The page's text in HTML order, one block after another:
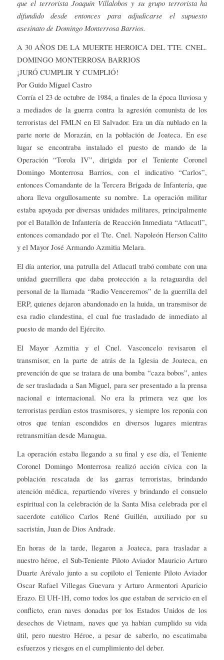
que el terrorista Joaquín Villalobos y su grupo terrorista ha
difundido desde entonces para adjudicarse el supuesto
asesinato de Domingo Monterrosa Barrios.
A 30 AÑOS DE LA MUERTE HEROICA DEL TTE. CNEL.
DOMINGO MONTERROSA BARRIOS
¡JURÓ CUMPLIR Y CUMPLIÓ!
Por Guido Miguel Castro
Corría el 23 de octubre de 1984, a finales de la época lluviosa y
a mediados de la guerra contra la agresión comunista de los
terroristas del FMLN en El Salvador. Era un día nublado en la
parte norte de Morazán, en la población de Joateca. En ese
lugar se encontraba instalado el puesto de mando de la
Operación “Torola IV”, dirigida por el Teniente Coronel
Domingo Monterrosa Barrios, con el indicativo “Carlos”,
entonces Comandante de la Tercera Brigada de Infantería, que
ahora lleva orgullosamente su nombre. La operación militar
estaba apoyada por diversas unidades militares, principalmente
por el Batallón de Infantería de Reacción Inmediata “Atlacatl”,
entonces comandado por el Tte. Cnel. Napoleón Herson Calito
y el Mayor José Armando Azmitia Melara.
El día anterior, una patrulla del Atlacatl trabó combate con una
unidad guerrillera que daba protección a la retaguardia del
personal de la llamada “Radio Venceremos” de la guerrilla del
ERP, quienes dejaron abandonado en la huida, un transmisor de
esa radio clandestina, el cual fue trasladado de inmediato al
puesto de mando del Ejército.
El Mayor Azmitia y el Cnel. Vasconcelo revisaron el
transmisor, en la parte de atrás de la Iglesia de Joateca, en
prevención de que se tratara de una bomba “caza bobos”, antes
de ser trasladada a San Miguel, para ser presentado a la prensa
nacional e internacional. No era la primera vez que los
terroristas perdían estos trasmisores, y siempre los reponía con
otros que tenían escondidos en diversos lugares mientras
retransmitían desde Managua.
La operación estaba llegando a su final y ese día, el Teniente
Coronel Domingo Monterrosa realizó acción cívica con la
población rescatada de las garras terroristas, brindando
atención médica, repartiendo víveres y brindando el consuelo
espiritual con la celebración de la Santa Misa celebrada por el
sacerdote católico Carlos René Guillén, auxiliado por su
sacristán, Juan de Dios Andrade.
En horas de la tarde, llegaron a Joateca, para trasladar a
nuestro héroe, el Sub-Teniente Piloto Aviador Mauricio Arturo
Duarte Arévalo junto a su copiloto el Teniente Piloto Aviador
Oscar Rafael Villegas Guevara y Arturo Armentori Aparicio
Erazo. El UH-1H, como todos los que estaban de servicio en el
conflicto, eran naves donadas por los Estados Unidos de los
desechos de Vietnam, naves que ya habían cumplido su vida
útil, pero nuestro Héroe, a pesar de saberlo, no escatimaba
esfuerzos y riesgos en el cumplimiento del deber.